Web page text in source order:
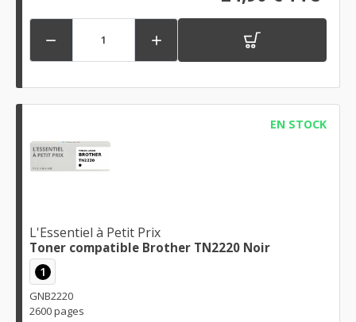
 
EN STOCK
L'Essentiel à Petit Prix
Toner compatible Brother TN2220 Noir
1
GNB2220
2600 pages